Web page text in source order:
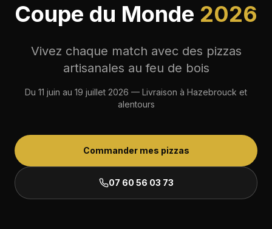
Coupe du Monde 2026
Vivez chaque match avec des pizzas
artisanales au feu de bois
Du 11 juin au 19 juillet 2026 — Livraison à Hazebrouck et
alentours
Commander mes pizzas
07 60 56 03 73